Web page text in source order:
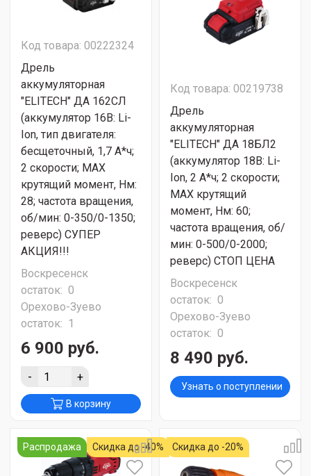
Код товара: 00222324
Дрель
аккумуляторная
"ELITECH" ДА 162СЛ
(аккумулятор 16В: Li-
Ion, тип двигателя:
бесщеточный, 1,7 А*ч;
2 скорости; МАХ
крутящий момент, Нм:
28; частота вращения,
об/мин: 0-350/0-1350;
реверс) СУПЕР
АКЦИЯ!!!
Воскресенск
остаток: 0
Орехово-Зуево
остаток: 1
6 900 руб.
- +
В корзину
Код товара: 00219738
Дрель
аккумуляторная
"ELITECH" ДА 18БЛ2
(аккумулятор 18В: Li-
Ion, 2 А*ч; 2 скорости;
МАХ крутящий
момент, Нм: 60;
частота вращения, об/
мин: 0-500/0-2000;
реверс) СТОП ЦЕНА
Воскресенск
остаток: 0
Орехово-Зуево
остаток: 0
8 490 руб.
Узнать о поступлении
Распродажа Скидка до -40% Скидка до -20%